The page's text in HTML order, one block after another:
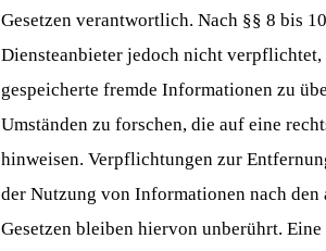
Gesetzen verantwortlich. Nach §§ 8 bis
Diensteanbieter jedoch nicht
gespeicherte fremde Informationen zu
Umständen zu forschen, die auf eine
hinweisen. Verpflichtungen zur
der Nutzung von Informationen nach den
Gesetzen bleiben hiervon unberührt.